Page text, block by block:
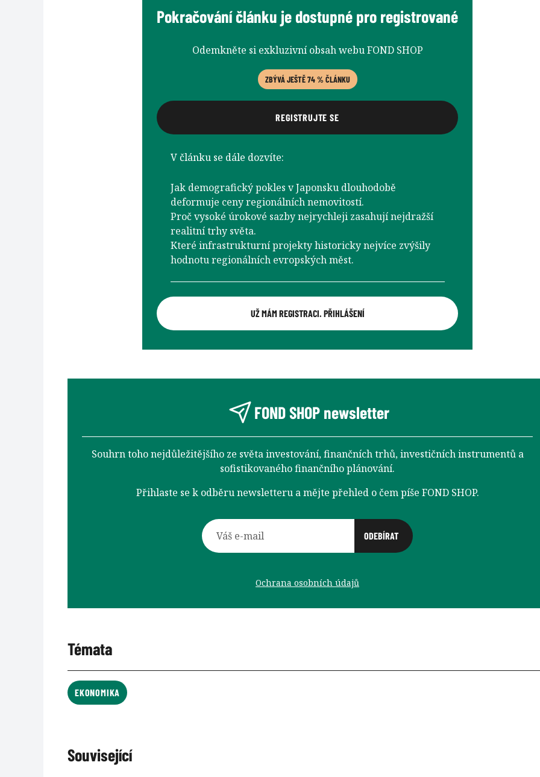
Pokračování článku je dostupné pro registrované
Odemkněte si exkluzivní obsah webu FOND SHOP
ZBÝVÁ JEŠTĚ 74 % ČLÁNKU
REGISTRUJTE SE
V článku se dále dozvíte:
Jak demografický pokles v Japonsku dlouhodobě
deformuje ceny regionálních nemovitostí.
Proč vysoké úrokové sazby nejrychleji zasahují nejdražší
realitní trhy světa.
Které infrastrukturní projekty historicky nejvíce zvýšily
hodnotu regionálních evropských měst.
UŽ MÁM REGISTRACI. PŘIHLÁŠENÍ
FOND SHOP newsletter
Souhrn toho nejdůležitějšího ze světa investování, finančních trhů, investičních instrumentů a
sofistikovaného finančního plánování.
Přihlaste se k odběru newsletteru a mějte přehled o čem píše FOND SHOP.
Ochrana osobních údajů
Témata
EKONOMIKA
Související